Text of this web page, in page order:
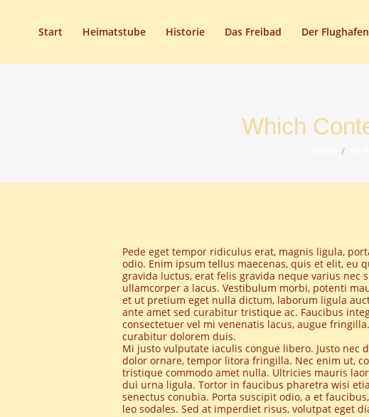
Start Heimatstube Historie Das Freibad Der Flughafen
Which
Pede eget tempor ridiculus erat, magnis ligula,
odio. Enim ipsum tellus maecenas, quis et elit, eu
gravida luctus, erat felis gravida neque varius nec
ullamcorper a lacus. Vestibulum morbi, potenti
et ut pretium eget nulla dictum, laborum ligula
ante amet sed curabitur tristique ac. Faucibus
consectetuer vel mi venenatis lacus, augue
curabitur dolorem duis.
Mi justo vulputate iaculis congue libero. Justo nec
dolor ornare, tempor litora fringilla. Nec enim ut,
tristique commodo amet nulla. Ultricies mauris
dui urna ligula. Tortor in faucibus pharetra wisi
senectus conubia. Porta suscipit odio, a et
leo sodales. Sed at imperdiet risus, volutpat eget